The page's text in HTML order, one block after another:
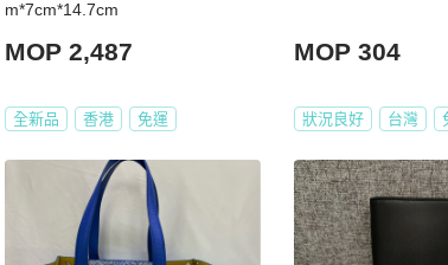
m*7cm*14.7cm
MOP 2,487
全新品 香港 免運
MOP 304
狀況良好 台灣